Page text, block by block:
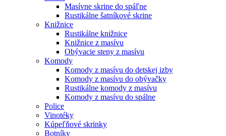
Masívne skrine do spáľne
Rustikálne šatníkové skrine
Knižnice
Rustikálne knižnice
Knižnice z masívu
Obývacie steny z masívu
Komody
Komody z masívu do detskej izby
Komody z masívu do obývačky
Rustikálne komody z masívu
Komody z masívu do spálne
Police
Vinotéky
Kúpeľňové skrinky
Botníky